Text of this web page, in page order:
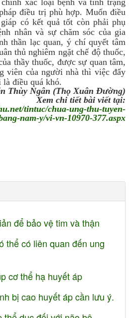
điều trị phù hợp. Muốn điều
có kết quả tốt còn phải phụ
nhân và sự chăm sóc của gia
thần lạc quan, ý chí quyết tâm
thủ nghiêm ngặt chế độ thuốc,
thầy thuốc, được sự quan tâm,
viên của người nhà thì việc đẩy
điều quá khó.
Thùy Ngân (Thọ Xuân Đường)
Xem chi tiết bài viết tại:
tintuc/chua-ung-thu-tuyen-
nam-y/vi-vn-10970-377.aspx
để bảo vệ tim và thận
thể có liên quan đến ung
cơ thể hạ huyết áp
bị cao huyết áp cần lưu ý.